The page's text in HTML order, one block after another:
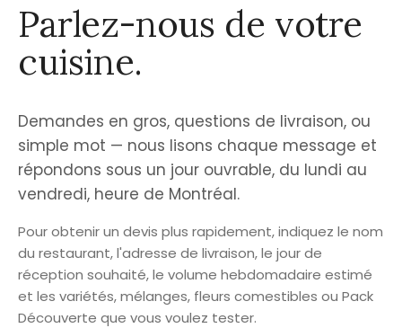
Parlez-nous de votre
cuisine.
Demandes en gros, questions de livraison, ou
simple mot — nous lisons chaque message et
répondons sous un jour ouvrable, du lundi au
vendredi, heure de Montréal.
Pour obtenir un devis plus rapidement, indiquez le nom
du restaurant, l'adresse de livraison, le jour de
réception souhaité, le volume hebdomadaire estimé
et les variétés, mélanges, fleurs comestibles ou Pack
Découverte que vous voulez tester.